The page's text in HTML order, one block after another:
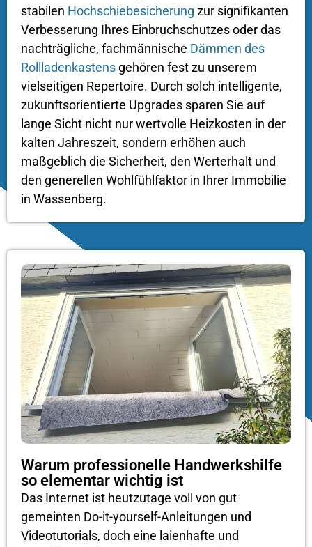
stabilen Hochschiebesicherung zur signifikanten
Verbesserung Ihres Einbruchschutzes oder das
nachträgliche, fachmännische Dämmen des
Rollladenkastens gehören fest zu unserem
vielseitigen Repertoire. Durch solch intelligente,
zukunftsorientierte Upgrades sparen Sie auf
lange Sicht nicht nur wertvolle Heizkosten in der
kalten Jahreszeit, sondern erhöhen auch
maßgeblich die Sicherheit, den Werterhalt und
den generellen Wohlfühlfaktor in Ihrer Immobilie
in Wassenberg.
Warum professionelle Handwerkshilfe
so elementar wichtig ist
Das Internet ist heutzutage voll von gut
gemeinten Do-it-yourself-Anleitungen und
Videotutorials, doch eine laienhafte und